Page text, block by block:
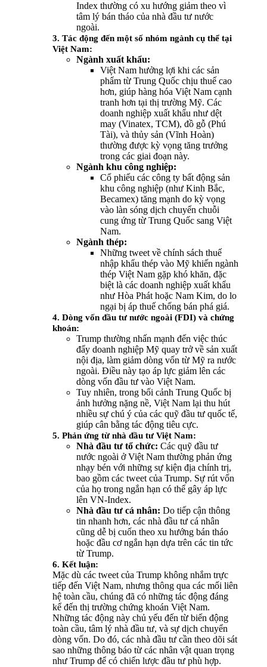
Index thường có xu hướng giảm theo vì
tâm lý bán tháo của nhà đầu tư nước
ngoài.
3. Tác động đến một số nhóm ngành cụ thể tại
Việt Nam:
Ngành xuất khẩu:
Việt Nam hưởng lợi khi các sản
phẩm từ Trung Quốc chịu thuế cao
hơn, giúp hàng hóa Việt Nam cạnh
tranh hơn tại thị trường Mỹ. Các
doanh nghiệp xuất khẩu như dệt
may (Vinatex, TCM), đồ gỗ (Phú
Tài), và thủy sản (Vĩnh Hoàn)
thường được kỳ vọng tăng trưởng
trong các giai đoạn này.
Ngành khu công nghiệp:
Cổ phiếu các công ty bất động sản
khu công nghiệp (như Kinh Bắc,
Becamex) tăng mạnh do kỳ vọng
vào làn sóng dịch chuyển chuỗi
cung ứng từ Trung Quốc sang Việt
Nam.
Ngành thép:
Những tweet về chính sách thuế
nhập khẩu thép vào Mỹ khiến ngành
thép Việt Nam gặp khó khăn, đặc
biệt là các doanh nghiệp xuất khẩu
như Hòa Phát hoặc Nam Kim, do lo
ngại bị áp thuế chống bán phá giá.
4. Dòng vốn đầu tư nước ngoài (FDI) và chứng
khoán:
Trump thường nhấn mạnh đến việc thúc
đẩy doanh nghiệp Mỹ quay trở về sản xuất
nội địa, làm giảm dòng vốn từ Mỹ ra nước
ngoài. Điều này tạo áp lực giảm lên các
dòng vốn đầu tư vào Việt Nam.
Tuy nhiên, trong bối cảnh Trung Quốc bị
ảnh hưởng nặng nề, Việt Nam lại thu hút
nhiều sự chú ý của các quỹ đầu tư quốc tế,
giúp cân bằng tác động tiêu cực.
5. Phản ứng từ nhà đầu tư Việt Nam:
Nhà đầu tư tổ chức: Các quỹ đầu tư
nước ngoài ở Việt Nam thường phản ứng
nhạy bén với những sự kiện địa chính trị,
bao gồm các tweet của Trump. Sự rút vốn
của họ trong ngắn hạn có thể gây áp lực
lên VN-Index.
Nhà đầu tư cá nhân: Do tiếp cận thông
tin nhanh hơn, các nhà đầu tư cá nhân
cũng dễ bị cuốn theo xu hướng bán tháo
hoặc đầu cơ ngắn hạn dựa trên các tin tức
từ Trump.
6. Kết luận:
Mặc dù các tweet của Trump không nhắm trực
tiếp đến Việt Nam, nhưng thông qua các mối liên
hệ toàn cầu, chúng đã có những tác động đáng
kể đến thị trường chứng khoán Việt Nam.
Những tác động này chủ yếu đến từ biến động
toàn cầu, tâm lý nhà đầu tư, và sự dịch chuyển
dòng vốn. Do đó, các nhà đầu tư cần theo dõi sát
sao những thông báo từ các nhân vật quan trọng
như Trump để có chiến lược đầu tư phù hợp.